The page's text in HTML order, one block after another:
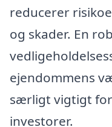
reducerer
og skader. En
ejendommens
særligt vigtigt
investorer.